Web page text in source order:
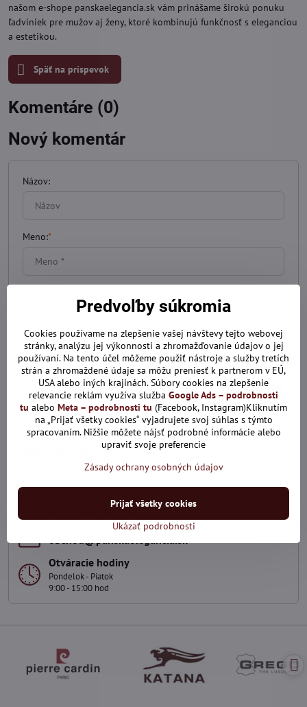
našom e-shope panskaelegancia.sk vám prinášame širokú ponuku
ľadviniek pre mužov aj ženy, ktoré kombinujú funkčnosť s eleganciou
a estetikou.
Späť na príspevok
Komentáre (0)
Nový komentár
Názov:
Meno:*
(Povinné) Odoslať
Potrebujete poradiť?
+421 915 286 729
obchod​@panskaelegancia​.sk
Otváracie hodiny
Pondelok - Piatok
9:00 - 15:00 hod
Predvoľby súkromia
Cookies používame na zlepšenie vašej návštevy tejto webovej
stránky, analýzu jej výkonnosti a zhromažďovanie údajov o jej
používaní. Na tento účel môžeme použiť nástroje a služby tretích
strán a zhromaždené údaje sa môžu preniesť k partnerom v EÚ,
USA alebo iných krajinách. Súbory cookies na zlepšenie
relevancie reklám využíva služba Google Ads – podrobnosti
tu alebo Meta – podrobnosti tu (Facebook, Instagram)Kliknutím
na „Prijať všetky cookies“ vyjadrujete svoj súhlas s týmto
spracovaním. Nižšie môžete nájsť podrobné informácie alebo
upraviť svoje preferencie
Zásady ochrany osobných údajov
Ukázať podrobnosti
Prijať všetky cookies